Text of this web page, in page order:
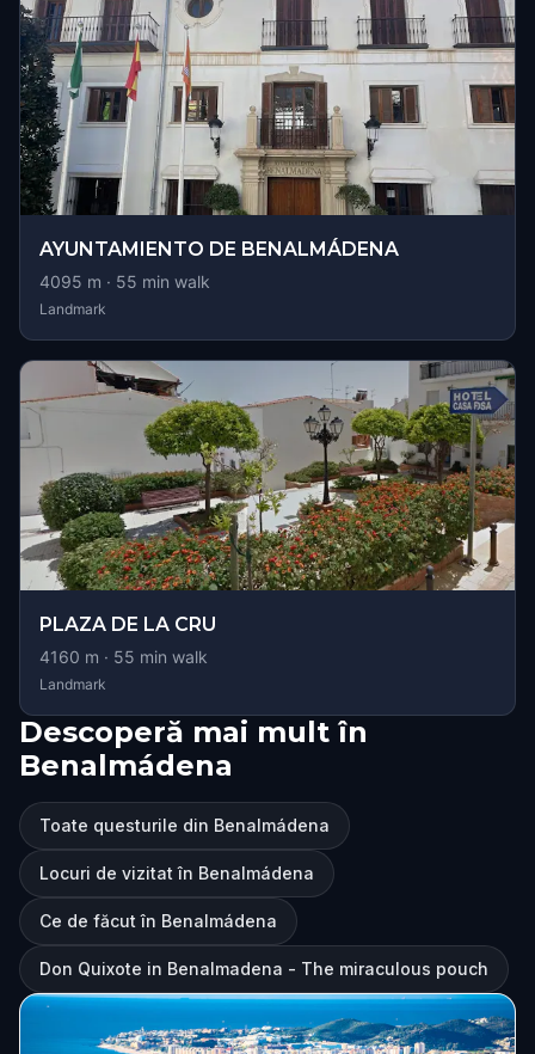
AYUNTAMIENTO DE BENALMÁDENA
4095 m · 55 min walk
Landmark
PLAZA DE LA CRU
4160 m · 55 min walk
Landmark
Descoperă mai mult în
Benalmádena
Toate questurile din Benalmádena
Locuri de vizitat în Benalmádena
Ce de făcut în Benalmádena
Don Quixote in Benalmadena - The miraculous pouch